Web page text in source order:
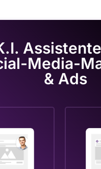
Media-
& Ads